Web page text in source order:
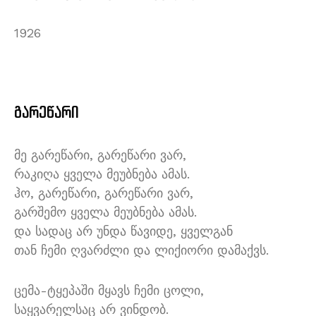
1926
გარეწარი
მე გარეწარი, გარეწარი ვარ,
რაკიღა ყველა მეუბნება ამას.
ჰო, გარეწარი, გარეწარი ვარ,
გარშემო ყველა მეუბნება ამას.
და სადაც არ უნდა წავიდე, ყველგან
თან ჩემი ღვარძლი და ლიქიორი დამაქვს.
ცემა-ტყეპაში მყავს ჩემი ცოლი,
საყვარელსაც არ ვინდობ.